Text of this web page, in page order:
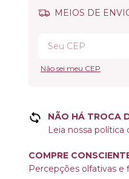
MEIOS DE
Não sei meu CEP
NÃO HÁ TROCA
Leia nossa
COMPRE
Percepções olfativas e